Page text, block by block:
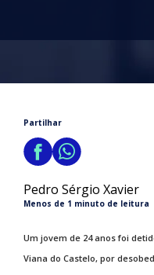
Partilhar
Pedro Sérgio Xavier
Menos de 1 minuto de leitura
Um jovem de 24 anos foi
Viana do Castelo, por